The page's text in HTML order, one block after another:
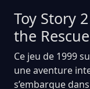
Toy Story
the Rescue
Ce jeu de 1999
une aventure
s’embarque